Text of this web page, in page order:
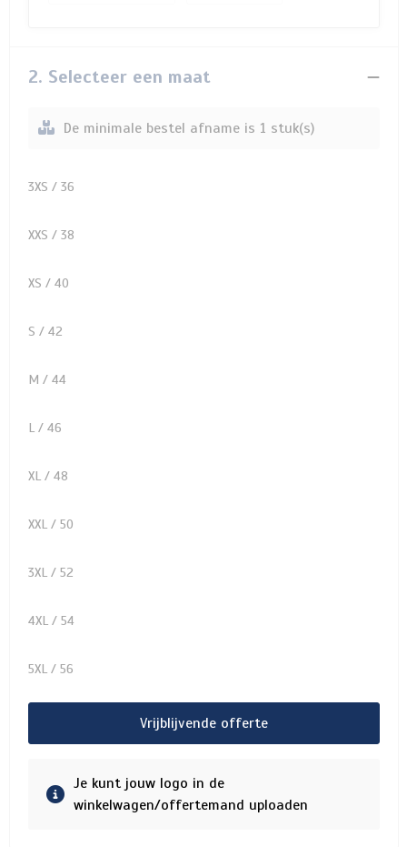
2. Selecteer een maat
De minimale bestel afname is 1 stuk(s)
3XS / 36
XXS / 38
XS / 40
S / 42
M / 44
L / 46
XL / 48
XXL / 50
3XL / 52
4XL / 54
5XL / 56
Vrijblijvende offerte
Je kunt jouw logo in de
winkelwagen/offertemand uploaden